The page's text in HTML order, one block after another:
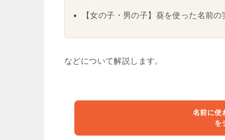
【女の子・男の子】葵を使った名前の
などについて解説します。
名前に使
を